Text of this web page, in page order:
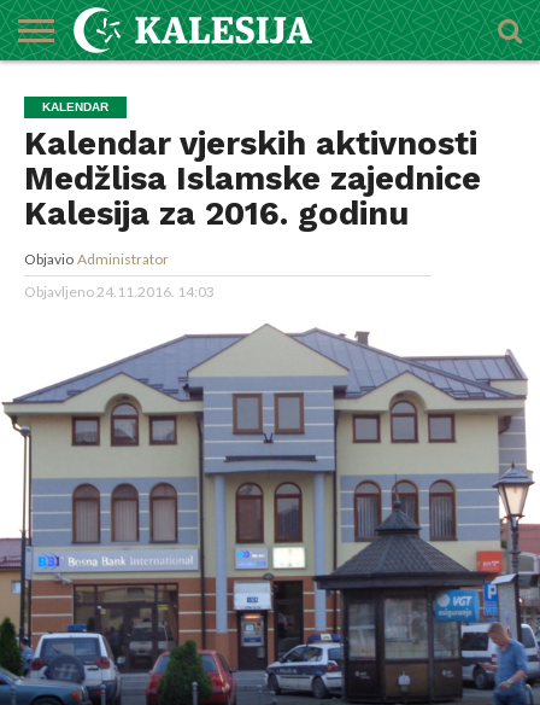
O
MEDŽLISU
DŽEMATI
IMAMI
MEKTEBSKI
CENTAR
VIJESTI
HUTBE
NAJAVE
KALENDAR
KONTAKT
KALENDAR
Kalendar vjerskih aktivnosti
Medžlisa Islamske zajednice
Kalesija za 2016. godinu
Objavio Administrator
Objavljeno24.11.2016. 14:03